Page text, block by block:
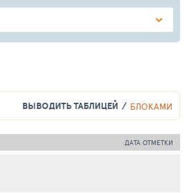
ВЫВОДИТЬ ТАБЛИЦЕЙ БЛОКАМИ
ДАТА ОТМЕТКИ